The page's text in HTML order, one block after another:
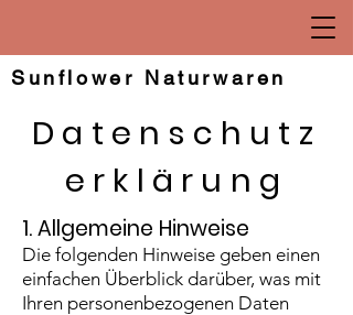
Sunflower Naturwaren
Datenschutz
erklärung
1. Allgemeine Hinweise
Die folgenden Hinweise geben einen
einfachen Überblick darüber, was mit
Ihren personenbezogenen Daten